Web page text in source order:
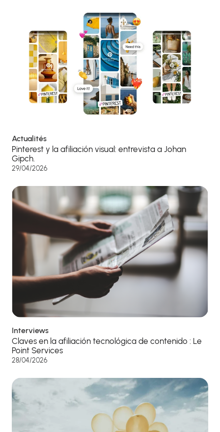
Actualités
Pinterest y la afiliación visual: entrevista a Johan
Gipch.
29/04/2026
Interviews
Claves en la afiliación tecnológica de contenido : Le
Point Services
28/04/2026